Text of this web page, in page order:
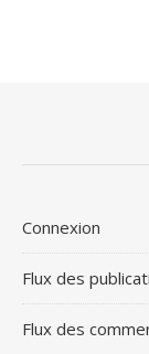
Connexion
Flux des
Flux des